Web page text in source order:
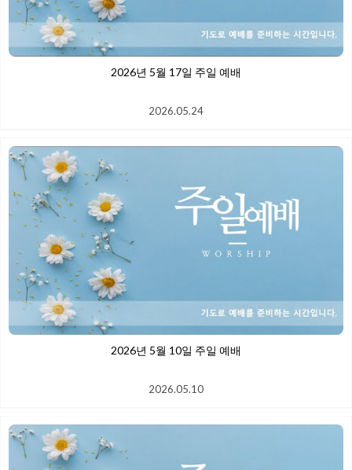
2026년 5월 17일 주일 예배
2026.05.24
2026년 5월 10일 주일 예배
2026.05.10